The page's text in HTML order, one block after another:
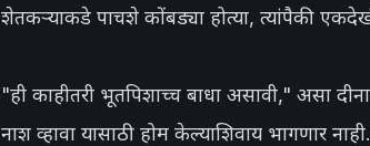
शेतकऱ्याकडे पाचशे कोंबड्या होत्या, त्यांपैकी
"ही काहीतरी भूतपिशाच्च बाधा असावी," असा
नाश व्हावा यासाठी होम केल्याशिवाय भागणार